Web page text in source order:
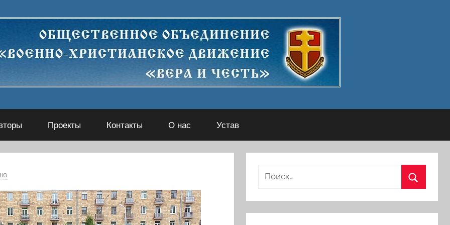
Проекты Контакты О нас Устав
Найти: